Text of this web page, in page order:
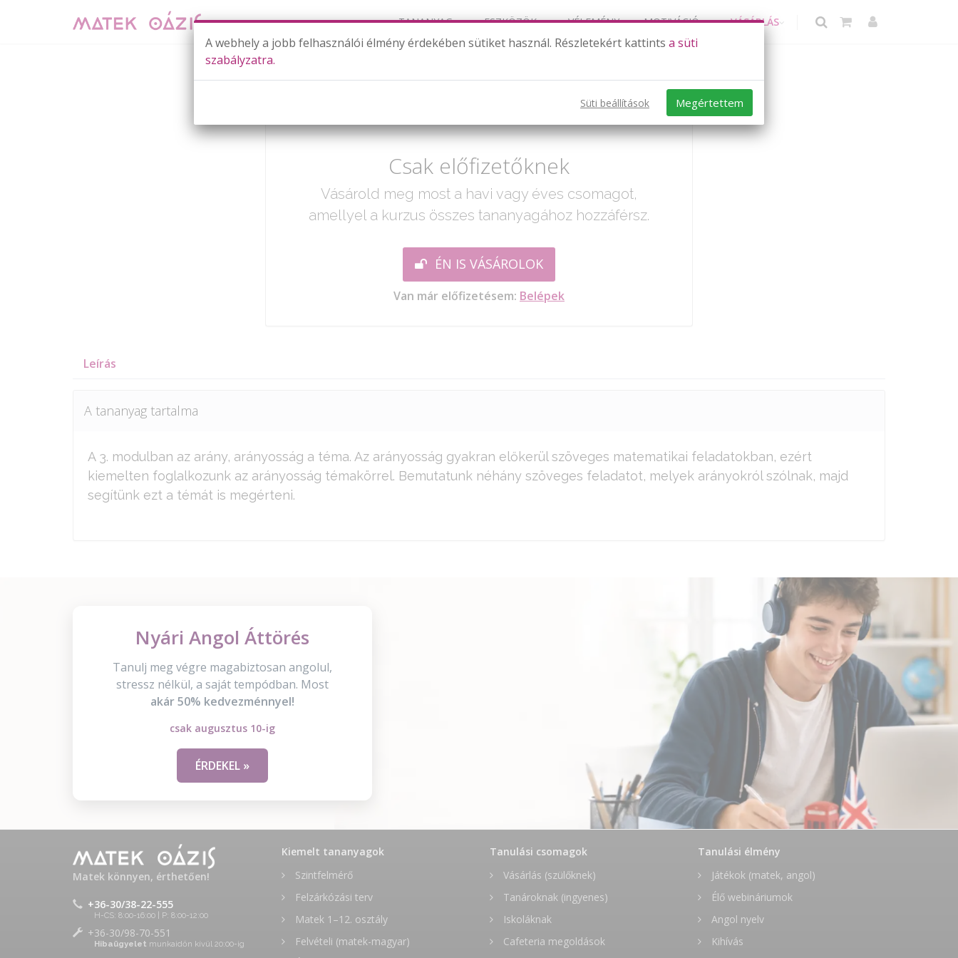
TANANYAG ESZKÖZÖK VÉLEMÉNY MOTIVÁCIÓ VÁSÁRLÁS
Csak előfizetőknek
Vásárold meg most a havi vagy éves csomagot,
amellyel a kurzus összes tananyagához hozzáférsz.
ÉN IS VÁSÁROLOK
Van már előfizetésem: Belépek
Leírás
A tananyag tartalma
A 3. modulban az arány, arányosság a téma. Az arányosság gyakran előkerül szöveges matematikai feladatokban, ezért
kiemelten foglalkozunk az arányosság témakörrel. Bemutatunk néhány szöveges feladatot, melyek arányokról szólnak, majd
segítünk ezt a témát is megérteni.
Nyári Angol Áttörés
Tanulj meg végre magabiztosan angolul,
stressz nélkül, a saját tempódban. Most
akár 50% kedvezménnyel!
csak augusztus 10-ig
ÉRDEKEL »
Matek könnyen, érthetően!
+36-30/38-22-555
H-CS: 8:00-16:00 | P: 8:00-12:00
+36-30/98-70-551
Hibaügyelet munkaidőn kívül 20:00-ig
Kiemelt tananyagok
Szintfelmérő
Felzárkózási terv
Matek 1–12. osztály
Felvételi (matek-magyar)
Tanulási csomagok
Vásárlás (szülőknek)
Tanároknak (ingyenes)
Iskoláknak
Cafeteria megoldások
Tanulási élmény
Játékok (matek, angol)
Élő webináriumok
Angol nyelv
Kihívás
A webhely a jobb felhasználói élmény érdekében sütiket használ. Részletekért kattints a süti
szabályzatra.
Süti beállítások Megértettem